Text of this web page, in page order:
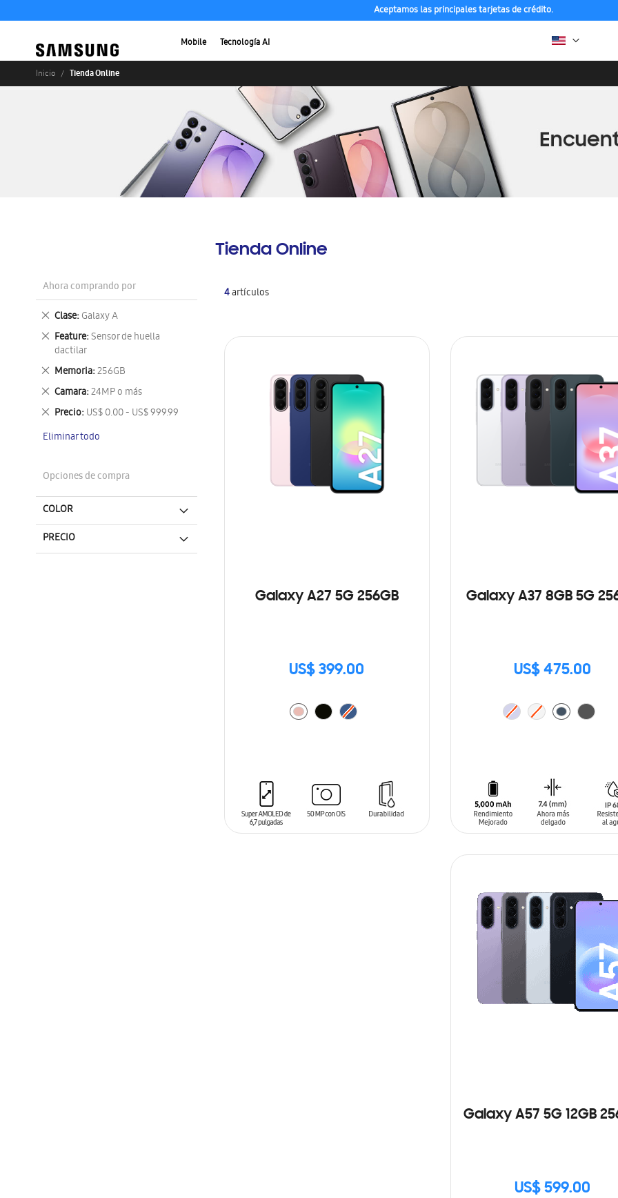
Aceptamos las principales tarjetas de crédito.
Mobile Tecnología AI
Inicio Tienda Online
Tienda Online
4artículos
Galaxy A27 5G 256GB
US$ 399.00
Galaxy A37 8GB 5G
US$ 475.00
Galaxy A57 5G 12GB
US$ 599.00
Ahora comprando por
Clase Galaxy A
Eliminar
este
artículo
Feature Sensor de huella
dactilar
Eliminar
este
artículo
Memoria 256GB
Eliminar
este
artículo
Camara 24MP o más
Eliminar
este
artículo
Precio US$ 0.00 - US$ 999.99
Eliminar
artículo
Eliminar todo
Opciones de compra
COLOR
PRECIO